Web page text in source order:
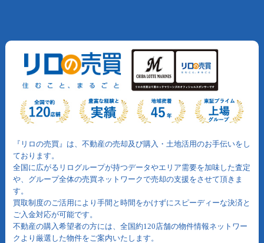
『リロの売買』は、不動産の売却及び購入・土地活用のお手伝いをし
ております。
全国に広がるリログループが持つデータやエリア需要を加味した査定
や、グループ全体の売買ネットワークで売却の支援をさせて頂きま
す。
買取制度のご活用により手間と時間をかけずにスピーディーな決済と
ご入金対応が可能です。
不動産の購入希望者の方には、全国約120店舗の物件情報ネットワー
クより厳選した物件をご案内いたします。